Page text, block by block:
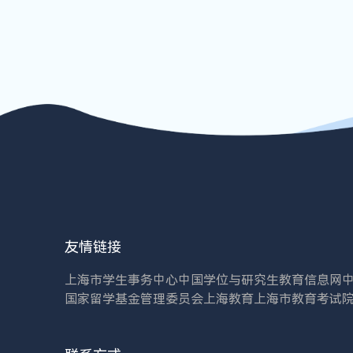
友情链接
上海市学生事务中心中国学位与研究生教育信息网
国家留学基金管理委员会 上海教育 上海市教育考试